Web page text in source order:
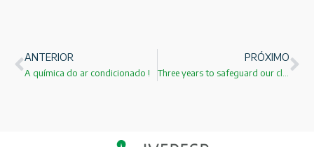
ANTERIOR
A química do ar condicionado !
PRÓXIMO